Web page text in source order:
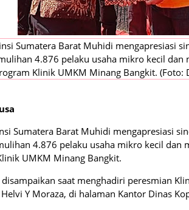
Sumatera Barat Muhidi mengapresiasi
4.876 pelaku usaha mikro kecil dan
Klinik UMKM Minang Bangkit. (Foto:
Sumatera Barat Muhidi mengapresiasi
4.876 pelaku usaha mikro kecil dan
UMKM Minang Bangkit.
saat menghadiri peresmian
Y Moraza, di halaman Kantor Dinas